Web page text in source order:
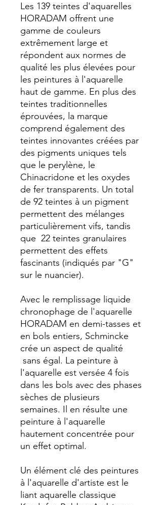
Les 139 teintes d'aquarelles
HORADAM offrent une
gamme de couleurs
extrêmement large et
répondent aux normes de
qualité les plus élevées pour
les peintures à l'aquarelle
haut de gamme. En plus des
teintes traditionnelles
éprouvées, la marque
comprend également des
teintes innovantes créées par
des pigments uniques tels
que le perylène, le
Chinacridone et les oxydes
de fer transparents. Un total
de 92 teintes à un pigment
permettent des mélanges
particulièrement vifs, tandis
que 22 teintes granulaires
permettent des effets
fascinants (indiqués par "G"
sur le nuancier).
Avec le remplissage liquide
chronophage de l'aquarelle
HORADAM en demi-tasses et
en bols entiers, Schmincke
crée un aspect de qualité
sans égal. La peinture à
l'aquarelle est versée 4 fois
dans les bols avec des phases
sèches de plusieurs
semaines. Il en résulte une
peinture à l'aquarelle
hautement concentrée pour
un effet optimal.
Un élément clé des peintures
à l'aquarelle d'artiste est le
liant aquarelle classique